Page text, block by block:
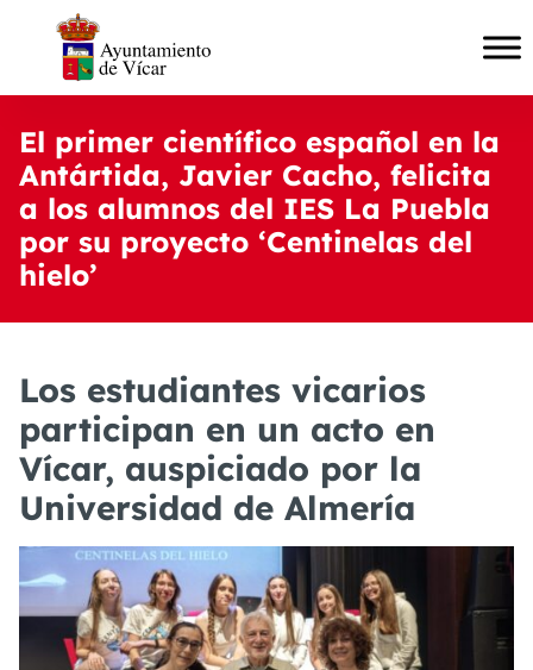
El primer científico español en la
Antártida, Javier Cacho, felicita
a los alumnos del IES La Puebla
por su proyecto ‘Centinelas del
hielo’
Los estudiantes vicarios
participan en un acto en
Vícar, auspiciado por la
Universidad de Almería